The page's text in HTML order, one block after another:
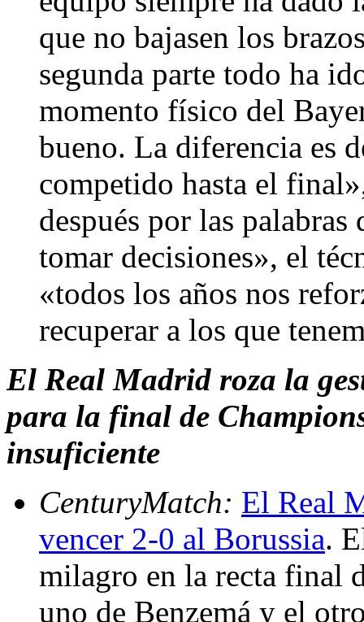
que no bajasen los
segunda parte todo ha
momento físico del
bueno. La diferencia es
competido hasta el
después por las palabras
tomar decisiones», el
«todos los años nos
recuperar a los que
El Real Madrid roza la
para la final de
insuficiente
CenturyMatch: El Real
vencer 2-0 al Borussia.
milagro en la recta final
uno de Benzemá y el